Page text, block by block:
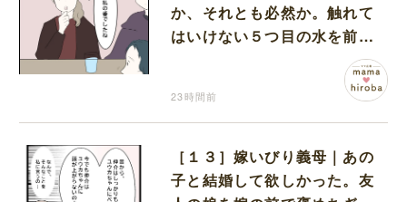
か、それとも必然か。触れて
はいけない５つ目の水を前に
23時間前
［１３］嫁いびり義母｜あの
子と結婚して欲しかった。友